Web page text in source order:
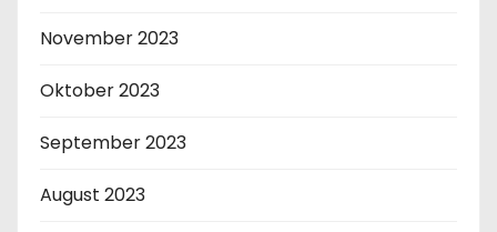
November 2023
Oktober 2023
September 2023
August 2023